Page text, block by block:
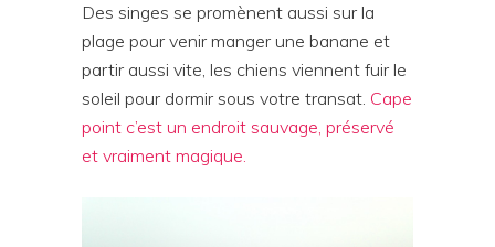
Des singes se promènent aussi sur la
plage pour venir manger une banane et
partir aussi vite, les chiens viennent fuir le
soleil pour dormir sous votre transat. Cape
point c’est un endroit sauvage, préservé
et vraiment magique.